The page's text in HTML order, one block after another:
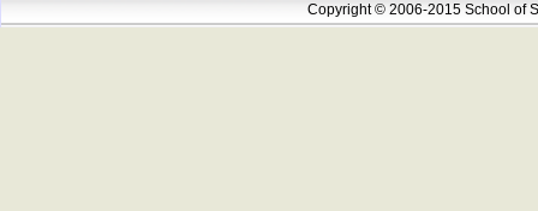
Copyright © 2006-2015 School of